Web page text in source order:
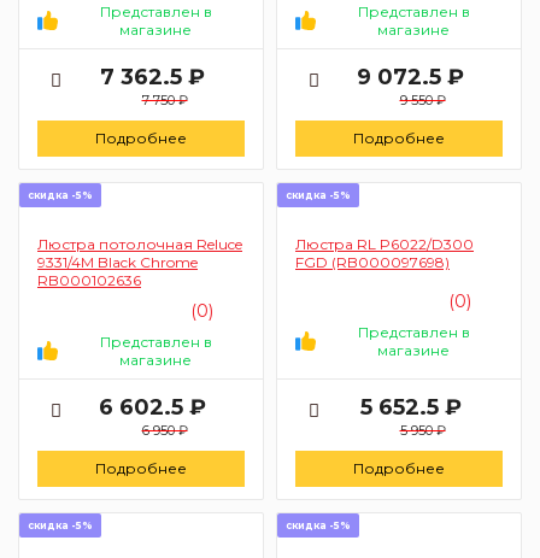
Представлен в
магазине
7 362.5 ₽
7 750 ₽
Подробнее
Представлен в
магазине
9 072.5 ₽
9 550 ₽
Подробнее
скидка -5%
Люстра потолочная Reluce
9331/4M Black Chrome
RB000102636
(0)
Представлен в
магазине
6 602.5 ₽
6 950 ₽
Подробнее
скидка -5%
Люстра RL P6022/D300
FGD (RB000097698)
(0)
Представлен в
магазине
5 652.5 ₽
5 950 ₽
Подробнее
скидка -5% скидка -5%